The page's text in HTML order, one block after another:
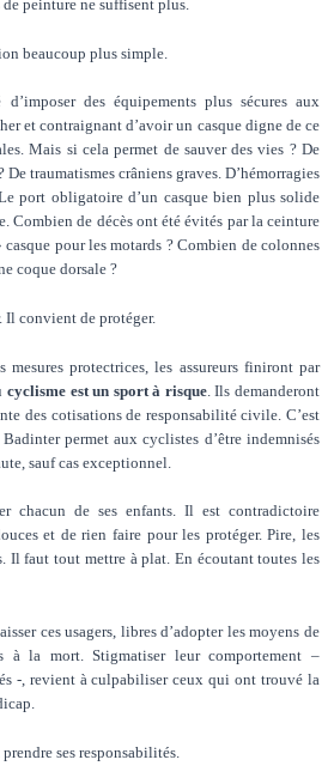
peinture ne suffisent plus.
beaucoup plus simple.
des équipements plus sécures aux
et contraignant d’avoir un casque digne de ce
Mais si cela permet de sauver des vies ? De
traumatismes crâniens graves. D’hémorragies
port obligatoire d’un casque bien plus solide
Combien de décès ont été évités par la ceinture
pour les motards ? Combien de colonnes
coque dorsale ?
Il convient de protéger.
mesures protectrices, les assureurs finiront par
cyclisme est un sport à risque. Ils demanderont
des cotisations de responsabilité civile. C’est
permet aux cyclistes d’être indemnisés
sauf cas exceptionnel.
chacun de ses enfants. Il est contradictoire
et de rien faire pour les protéger. Pire, les
Il faut tout mettre à plat. En écoutant toutes les
ces usagers, libres d’adopter les moyens de
à la mort. Stigmatiser leur comportement –
-, revient à culpabiliser ceux qui ont trouvé la
ses responsabilités.